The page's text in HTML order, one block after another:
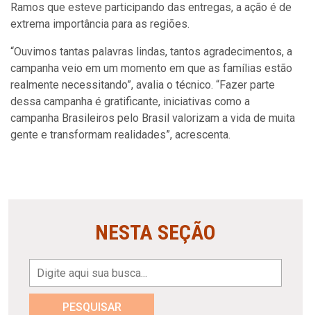
Ramos que esteve participando das entregas, a ação é de
extrema importância para as regiões.
“Ouvimos tantas palavras lindas, tantos agradecimentos, a
campanha veio em um momento em que as famílias estão
realmente necessitando”, avalia o técnico. “Fazer parte
dessa campanha é gratificante, iniciativas como a
campanha Brasileiros pelo Brasil valorizam a vida de muita
gente e transformam realidades”, acrescenta.
NESTA SEÇÃO
PESQUISAR